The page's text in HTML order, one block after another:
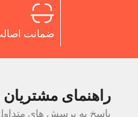
ضمانت
راهنمای مشتریان
پاسخ به پرسش های